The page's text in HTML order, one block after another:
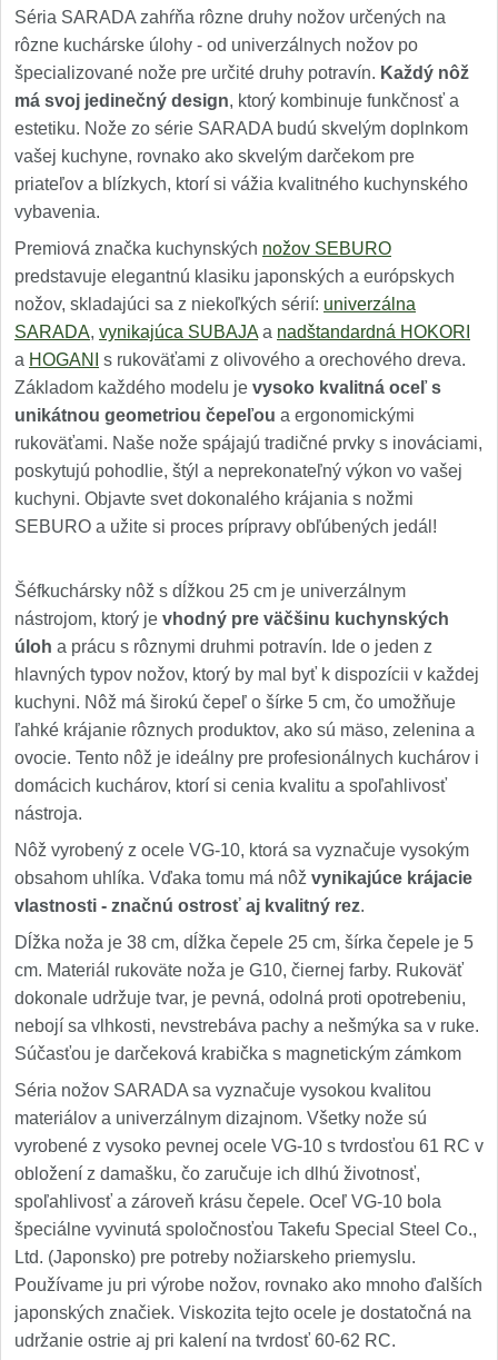
Séria SARADA zahŕňa rôzne druhy nožov určených na
rôzne kuchárske úlohy - od univerzálnych nožov po
špecializované nože pre určité druhy potravín. Každý nôž
má svoj jedinečný design, ktorý kombinuje funkčnosť a
estetiku. Nože zo série SARADA budú skvelým doplnkom
vašej kuchyne, rovnako ako skvelým darčekom pre
priateľov a blízkych, ktorí si vážia kvalitného kuchynského
vybavenia.
Premiová značka kuchynských nožov SEBURO
predstavuje elegantnú klasiku japonských a európskych
nožov, skladajúci sa z niekoľkých sérií: univerzálna
SARADA, vynikajúca SUBAJA a nadštandardná HOKORI
a HOGANI
s rukoväťami z olivového a orechového dreva.
Základom každého modelu je vysoko kvalitná oceľ s
unikátnou geometriou čepeľou a ergonomickými
rukoväťami. Naše nože spájajú tradičné prvky s inováciami,
poskytujú pohodlie, štýl a neprekonateľný výkon vo vašej
kuchyni. Objavte svet dokonalého krájania s nožmi
SEBURO a užite si proces prípravy obľúbených jedál!
Šéfkuchársky nôž s dĺžkou 25 cm je univerzálnym
nástrojom, ktorý je vhodný pre väčšinu kuchynských
úloh a prácu s rôznymi druhmi potravín. Ide o jeden z
hlavných typov nožov, ktorý by mal byť k dispozícii v každej
kuchyni. Nôž má širokú čepeľ o šírke 5 cm, čo umožňuje
ľahké krájanie rôznych produktov, ako sú mäso, zelenina a
ovocie. Tento nôž je ideálny pre profesionálnych kuchárov i
domácich kuchárov, ktorí si cenia kvalitu a spoľahlivosť
nástroja.
Nôž vyrobený z ocele VG-10, ktorá sa vyznačuje vysokým
obsahom uhlíka. Vďaka tomu má nôž vynikajúce krájacie
vlastnosti - značnú ostrosť aj kvalitný rez.
Dĺžka noža je 38 cm, dĺžka čepele 25 cm, šírka čepele je 5
cm. Materiál rukoväte noža je G10, čiernej farby. Rukoväť
dokonale udržuje tvar, je pevná, odolná proti opotrebeniu,
nebojí sa vlhkosti, nevstrebáva pachy a nešmýka sa v ruke.
Súčasťou je darčeková krabička s magnetickým zámkom
Séria nožov SARADA sa vyznačuje vysokou kvalitou
materiálov a univerzálnym dizajnom. Všetky nože sú
vyrobené z vysoko pevnej ocele VG-10 s tvrdosťou 61 RC v
obložení z damašku, čo zaručuje ich dlhú životnosť,
spoľahlivosť a zároveň krásu čepele. Oceľ VG-10 bola
špeciálne vyvinutá spoločnosťou Takefu Special Steel Co.,
Ltd. (Japonsko) pre potreby nožiarskeho priemyslu.
Používame ju pri výrobe nožov, rovnako ako mnoho ďalších
japonských značiek. Viskozita tejto ocele je dostatočná na
udržanie ostrie aj pri kalení na tvrdosť 60-62 RC.